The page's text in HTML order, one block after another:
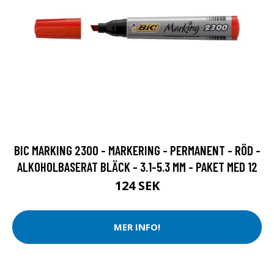
BIC MARKING 2300 - MARKERING - PERMANENT - RÖD -
ALKOHOLBASERAT BLÄCK - 3.1-5.3 MM - PAKET MED 12
124 SEK
MER INFO!